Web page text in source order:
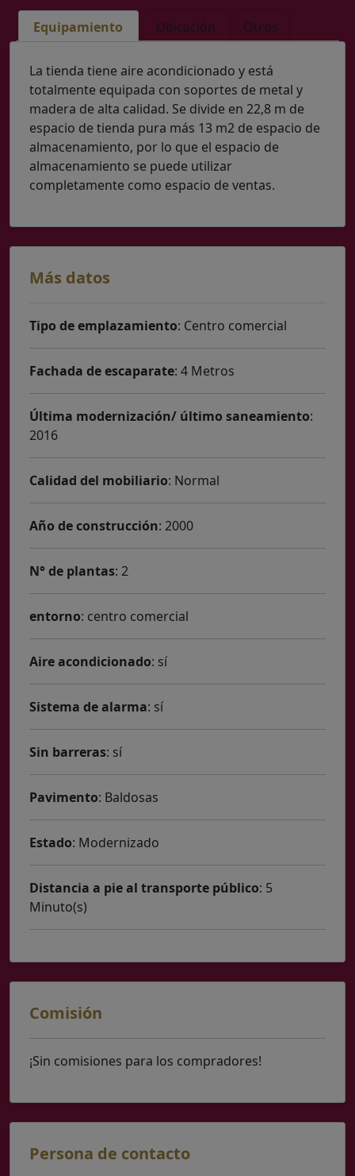
Equipamiento Ubicación Otros
La tienda tiene aire acondicionado y está
totalmente equipada con soportes de metal y
madera de alta calidad. Se divide en 22,8 m de
espacio de tienda pura más 13 m2 de espacio de
almacenamiento, por lo que el espacio de
almacenamiento se puede utilizar
completamente como espacio de ventas.
Más datos
Tipo de emplazamiento: Centro comercial
Fachada de escaparate: 4 Metros
Última modernización/ último saneamiento:
2016
Calidad del mobiliario: Normal
Año de construcción: 2000
N° de plantas: 2
entorno: centro comercial
Aire acondicionado: sí
Sistema de alarma: sí
Sin barreras: sí
Pavimento: Baldosas
Estado: Modernizado
Distancia a pie al transporte público: 5
Minuto(s)
Comisión
¡Sin comisiones para los compradores!
Persona de contacto